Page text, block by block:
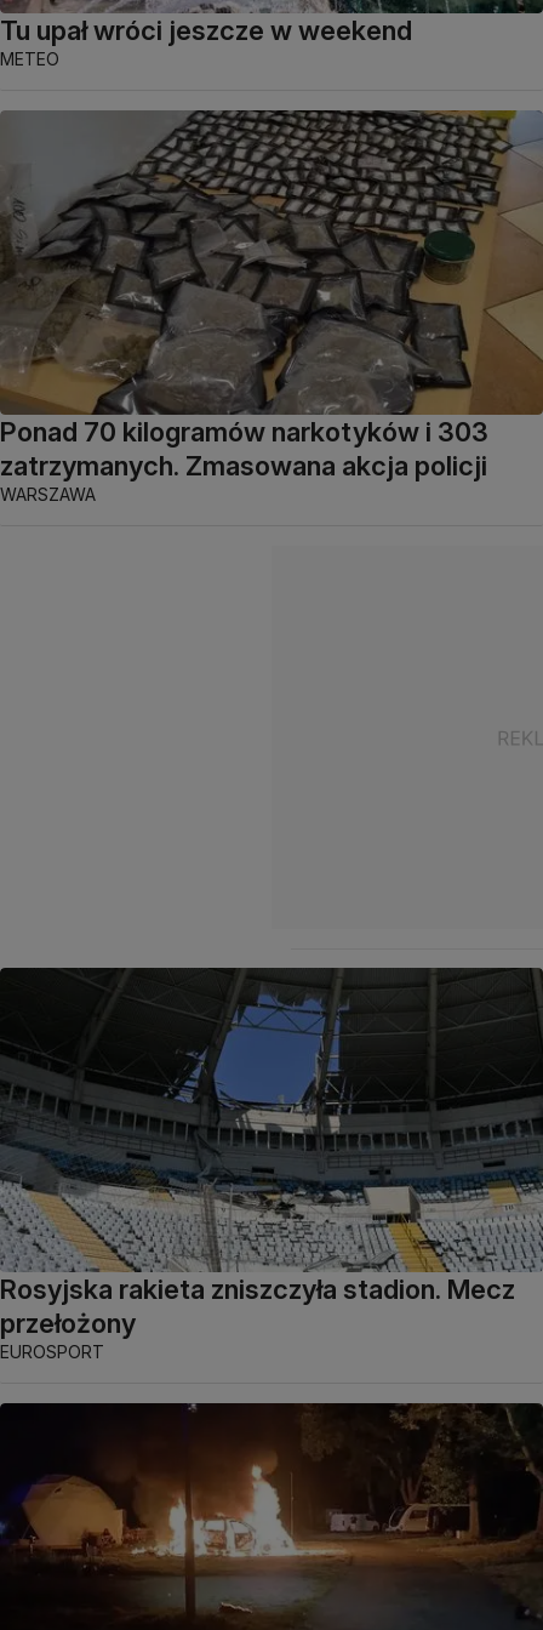
Tu upał wróci jeszcze w weekend
METEO
Ponad 70 kilogramów narkotyków i 303
zatrzymanych. Zmasowana akcja policji
WARSZAWA
Rosyjska rakieta zniszczyła stadion. Mecz
przełożony
EUROSPORT